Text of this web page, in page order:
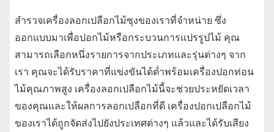
สำรวจเครื่องลอกเปลือกไม้ซุงของเราที่จำหน่าย ซึ่ง
ออกแบบมาเพื่อปอกไม้หรือกระบวนการแปรรูปไม้ คุณ
สามารถเลือกหนึ่งรายการจากประเภทและรุ่นต่างๆ จาก
เรา คุณจะได้รับราคาที่แข่งขันได้ต่ำพร้อมเครื่องปอกท่อน
ไม้คุณภาพสูง เครื่องลอกเปลือกไม้นี้จะช่วยประหยัดเวลา
ของคุณและให้ผลการลอกเปลือกที่ดี เครื่องปอกเปลือกไม้
ของเราได้ถูกจัดส่งไปยังประเทศต่างๆ แล้วและได้รับเสียง